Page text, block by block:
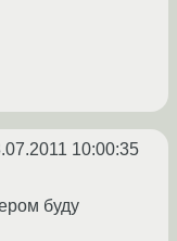
10:00:35
буду